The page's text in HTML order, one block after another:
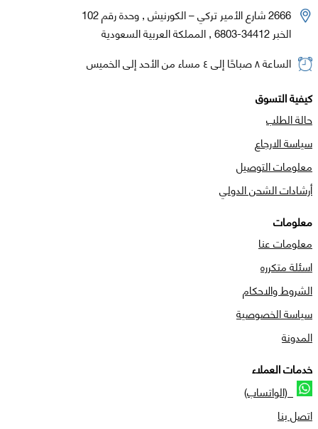
2666 شارع الأمير تركي – الكورنيش , وحدة رقم 102
الخبر 34412-6803 , المملكة العربية السعودية
الساعة ٨ صباحًا إلى ٤ مساء من الأحد إلى الخميس
كيفية التسوق
حالة الطلب
سياسة الارجاع
معلومات التوصيل
أرشادات الشحن الدولي
معلومات
معلومات عنا
اسئلة متكرره
الشروط والاحكام
سياسة الخصوصية
المدونة
خدمات العملاء
(الواتساب)
اتصل بنا